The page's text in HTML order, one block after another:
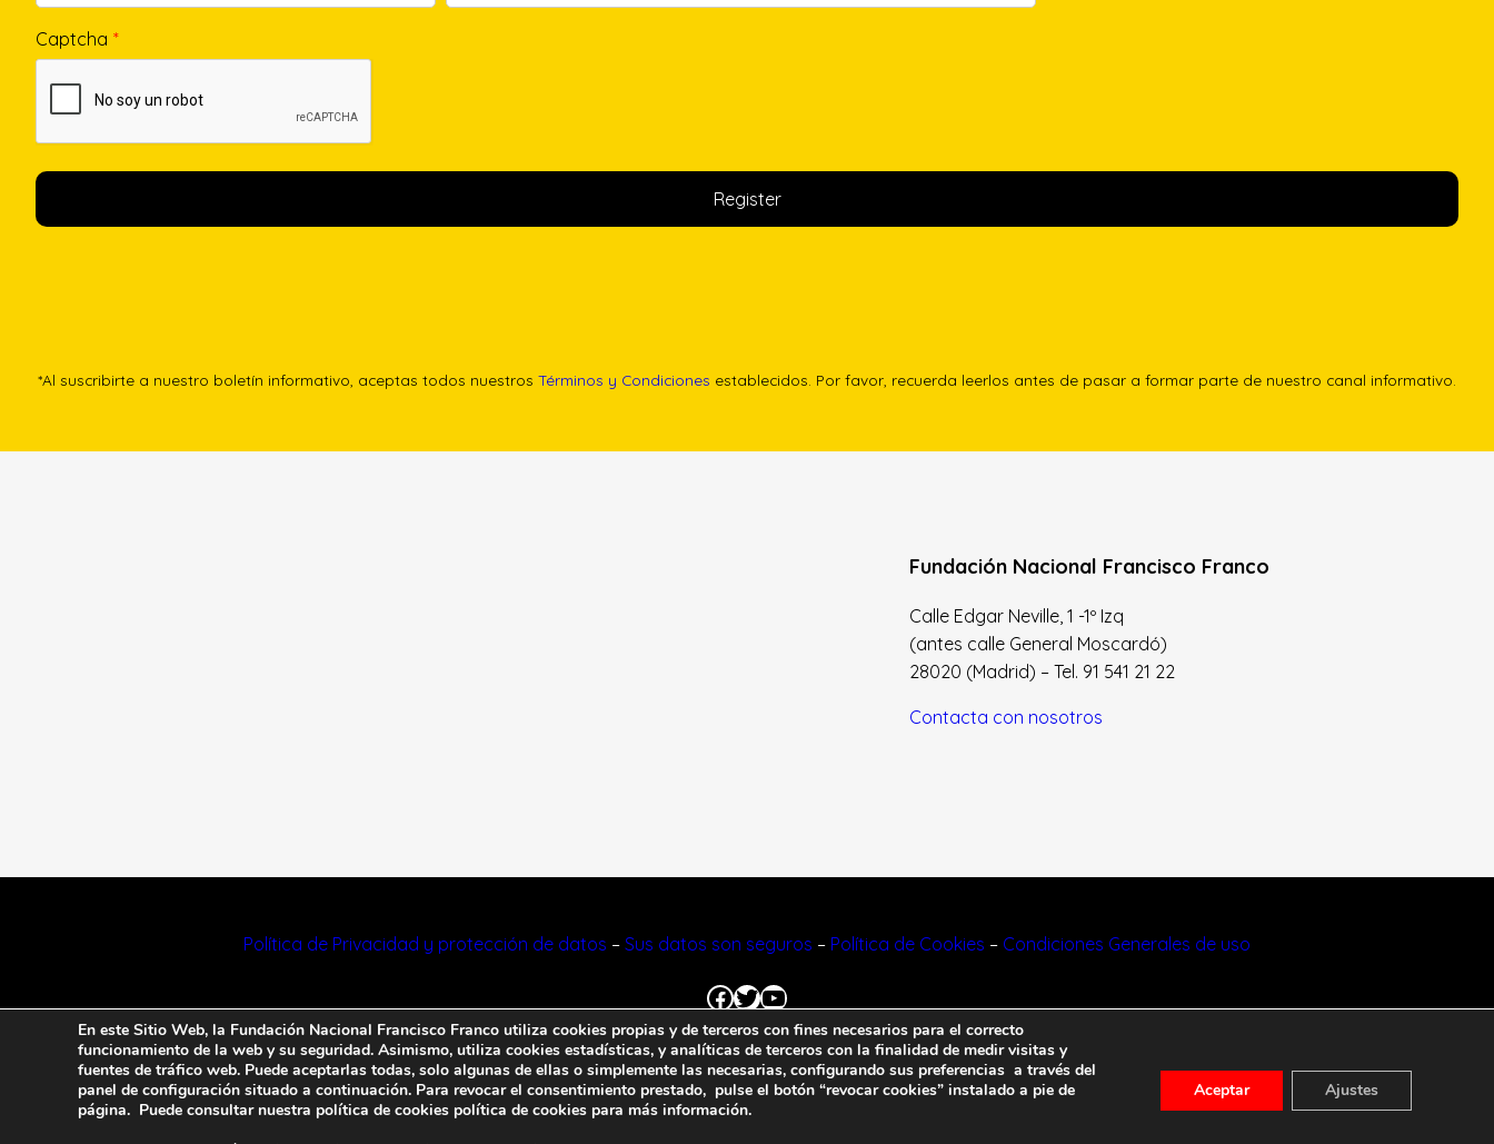
Captcha *
*Al suscribirte a nuestro boletín informativo, aceptas todos nuestros Términos y Condiciones establecidos. Por favor, recuerda leerlos antes de pasar a formar parte de nuestro canal informativo.
Fundación Nacional Francisco Franco
Calle Edgar Neville, 1 -1º Izq
(antes calle General Moscardó)
28020 (Madrid) – Tel. 91 541 21 22
Contacta con nosotros
Política de Privacidad y protección de datos – Sus datos son seguros – Política de Cookies – Condiciones Generales de uso
Facebook
Twitter
YouTube
© 2023 FNFF | Todos los derechos reservados.
En este Sitio Web, la Fundación Nacional Francisco Franco utiliza cookies propias y de terceros con fines necesarios para el correcto
funcionamiento de la web y su seguridad. Asimismo, utiliza cookies estadísticas, y analíticas de terceros con la finalidad de medir visitas y
fuentes de tráfico web. Puede aceptarlas todas, solo algunas de ellas o simplemente las necesarias, configurando sus preferencias a través del
panel de configuración situado a continuación. Para revocar el consentimiento prestado, pulse el botón “revocar cookies” instalado a pie de
página. Puede consultar nuestra política de cookies política de cookies para más información.
Aceptar Ajustes